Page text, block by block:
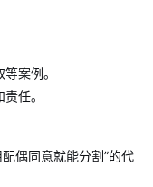
案例。
任。
偶同意就能分割”的代